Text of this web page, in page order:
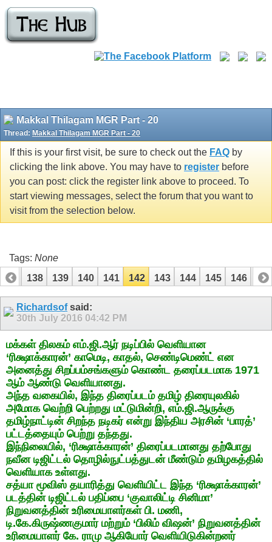
Makkal Thilagam MGR Part - 20
Thread: Makkal Thilagam MGR Part - 20
If this is your first visit, be sure to check out the FAQ by
clicking the link above. You may have to register before
you can post: click the register link above to proceed. To
start viewing messages, select the forum that you want to
visit from the selection below.
Tags: None
137
138 139 140 141 142 143 144 145 146 147
157 158
Richardsofsaid:
30th July 2016 04:42 PM
மக்கள் திலகம் எம்.ஜி.ஆர் நடிப்பில் வெளியான
‘ரிக்ஷாக்காரன்’ காமெடி, காதல், செண்டிமெண்ட் என
அனைத்து சிறப்பம்சங்களும் கொண்ட தரைப்படமாக 1971
ஆம் ஆண்டு வெளியானது.
அந்த வகையில், இந்த திரைப்படம் தமிழ் திரையுலகில்
அமோக வெற்றி பெற்றது மட்டுமின்றி, எம்.ஜி.ஆருக்கு
தமிழ்நாட்டின் சிறந்த நடிகர் என்று இந்திய அரசின் ‘பாரத்’
பட்டத்தையும் பெற்று தந்தது.
இந்நிலையில், ‘ரிக்ஷாக்காரன்’ திரைப்படமானது தற்போது
நவீன டிஜிட்டல் தொழில்நுட்பத்துடன் மீண்டும் தமிழகத்தில்
வெளியாக உள்ளது.
சத்யா மூவிஸ் தயாரித்து வெளியிட்ட இந்த ‘ரிக்ஷாக்காரன்’
படத்தின் டிஜிட்டல் பதிப்பை ‘குவாலிட்டி சினிமா’
நிறுவனத்தின் உரிமையாளர்கள் பி. மணி,
டி.கே.கிருஷ்ணகுமார் மற்றும் ‘பிலிம் விஷன்’ நிறுவனத்தின்
உரிமையாளர் கே. ராமு ஆகியோர் வெளியிடுகின்றனர்